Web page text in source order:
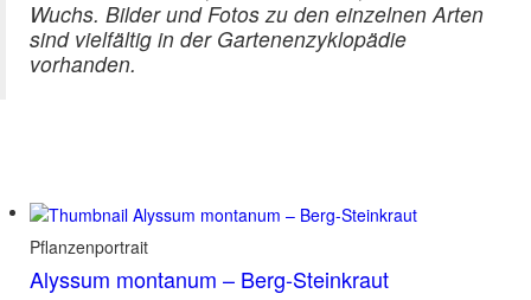
Wuchs. Bilder und Fotos zu den einzelnen Arten
sind vielfältig in der Gartenenzyklopädie
vorhanden.
Pflanzenportrait
Alyssum montanum – Berg-Steinkraut